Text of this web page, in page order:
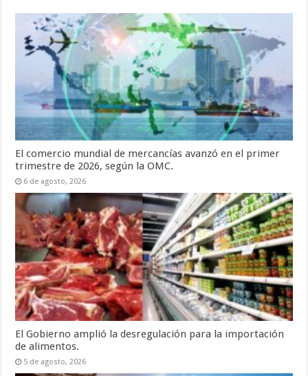
El comercio mundial de mercancías avanzó en el primer
trimestre de 2026, según la OMC.
6 de agosto, 2026
El Gobierno amplió la desregulación para la importación
de alimentos.
5 de agosto, 2026